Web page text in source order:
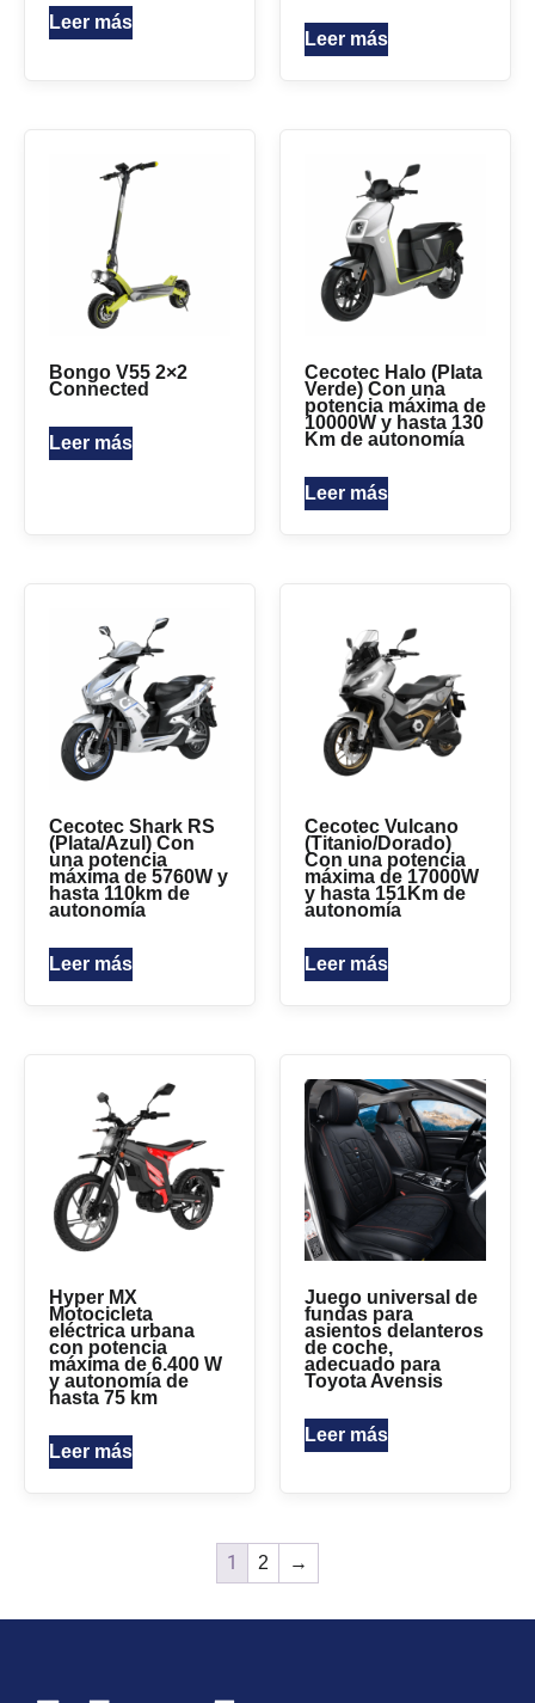
Leer más
Leer más
Bongo V55 2×2
Connected
Leer más
Cecotec Halo (Plata
Verde) Con una
potencia máxima de
10000W y hasta 130
Km de autonomía
Leer más
Cecotec Shark RS
(Plata/Azul) Con
una potencia
máxima de 5760W y
hasta 110km de
autonomía
Leer más
Cecotec Vulcano
(Titanio/Dorado)
Con una potencia
máxima de 17000W
y hasta 151Km de
autonomía
Leer más
Hyper MX
Motocicleta
eléctrica urbana
con potencia
máxima de 6.400 W
y autonomía de
hasta 75 km
Leer más
Juego universal de
fundas para
asientos delanteros
de coche,
adecuado para
Toyota Avensis
Leer más
1 2 →